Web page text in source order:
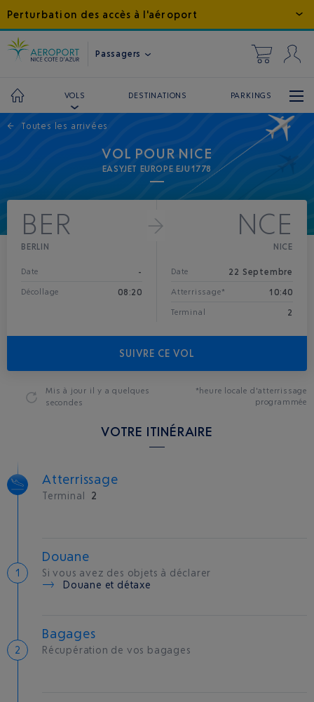
Perturbation des accès à l'aéroport
Passagers
VOLS DESTINATIONS PARKINGS
← Toutes les arrivées
VOL POUR NICE
EASYJET EUROPE EJU1778
BER
BERLIN
Date -
Décollage 08:20
NCE
NICE
Date 22 Septembre
Atterrissage* 10:40
Terminal 2
SUIVRE CE VOL
Mis à jour il y a quelques
secondes
*heure locale d'atterrissage
programmée
VOTRE ITINÉRAIRE
Atterrissage
Terminal 2
Douane
Si vous avez des objets à déclarer
Douane et détaxe
Bagages
Récupération de vos bagages